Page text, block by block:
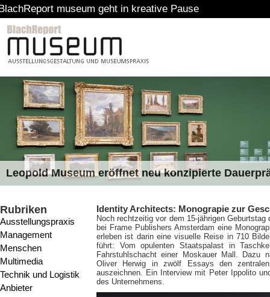
museum geht in kreative Pause
Leopold Museum eröffnet neu konzipierte
Rubriken
Ausstellungspraxis
Management
Menschen
Multimedia
Technik und Logistik
Anbieter
Identity Architects: Monograpie zur
Noch rechtzeitig vor dem 15-jährigen
bei Frame Publishers Amsterdam eine
erleben ist darin eine visuelle Reise in 710
führt: Vom opulenten Staatspalast in
Fahrstuhlschacht einer Moskauer Mall. Dazu
Oliver Herwig in zwölf Essays den
auszeichnen. Ein Interview mit Peter Ippolito
des Unternehmens.